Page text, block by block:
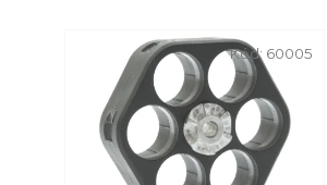
Kód: 60005